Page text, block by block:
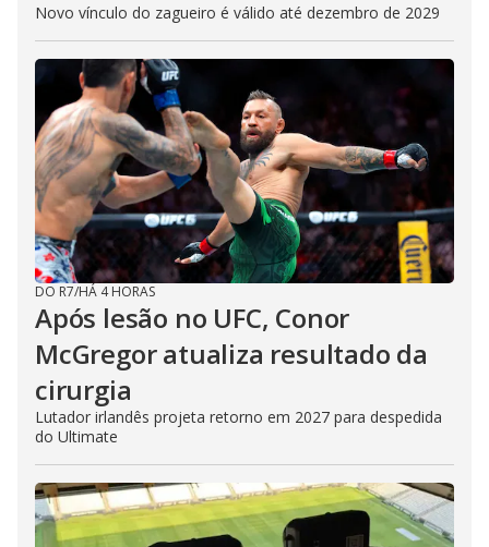
Novo vínculo do zagueiro é válido até dezembro de 2029
DO R7/HÁ 4 HORAS
Após lesão no UFC, Conor
McGregor atualiza resultado da
cirurgia
Lutador irlandês projeta retorno em 2027 para despedida
do Ultimate